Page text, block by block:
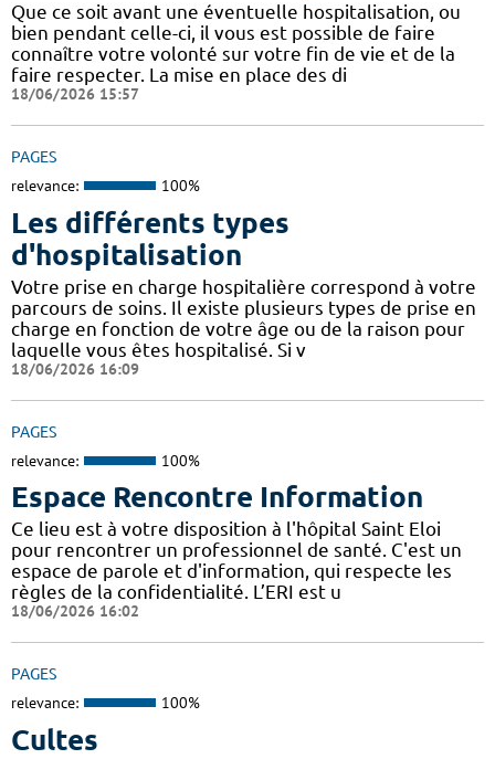
Que ce soit avant une éventuelle hospitalisation, ou
bien pendant celle-ci, il vous est possible de faire
connaître votre volonté sur votre fin de vie et de la
faire respecter. La mise en place des di
18/06/2026 15:57
PAGES
relevance: 100%
Les différents types
d'hospitalisation
Votre prise en charge hospitalière correspond à votre
parcours de soins. Il existe plusieurs types de prise en
charge en fonction de votre âge ou de la raison pour
laquelle vous êtes hospitalisé. Si v
18/06/2026 16:09
PAGES
relevance: 100%
Espace Rencontre Information
Ce lieu est à votre disposition à l'hôpital Saint Eloi
pour rencontrer un professionnel de santé. C'est un
espace de parole et d'information, qui respecte les
règles de la confidentialité. L’ERI est u
18/06/2026 16:02
PAGES
relevance: 100%
Cultes